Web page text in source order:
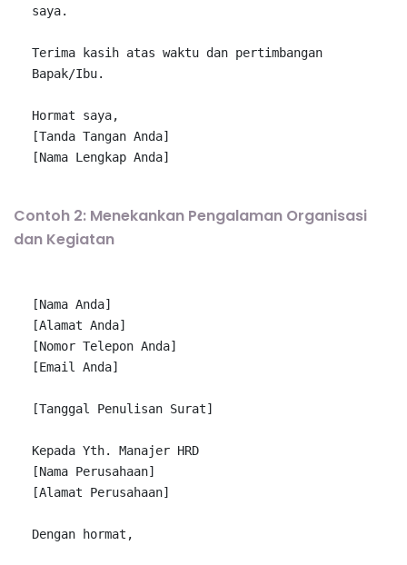
saya.
Hormat saya,
[Tanda Tangan
[Nama Lengkap Anda]
Contoh 2: Menekankan Pengalaman Organisasi
dan Kegiatan
[Nama
[Alamat
[Nomor Telepon
[Email
[Tanggal Penulisan Surat]
Kepada Yth. Manajer HRD
[Nama Perusahaan]
[Alamat Perusahaan]
Dengan hormat,